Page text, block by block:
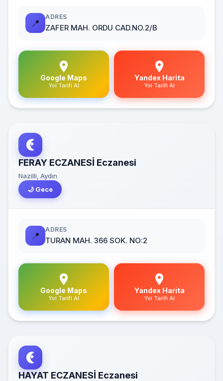
📍
ADRES
ZAFER MAH. ORDU CAD.NO.2/B
Google Maps
Yol Tarifi Al
Yandex Harita
Yol Tarifi Al
FERAY ECZANESİ Eczanesi
Nazilli, Aydın
🌙 Gece
📍
ADRES
TURAN MAH. 366 SOK. NO:2
Google Maps
Yol Tarifi Al
Yandex Harita
Yol Tarifi Al
HAYAT ECZANESİ Eczanesi